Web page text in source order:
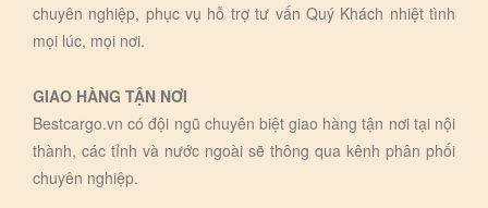
chuyên nghiệp, phục vụ hỗ trợ tư vấn Quý Khách nhiệt tình
mọi lúc, mọi nơi.
GIAO HÀNG TẬN NƠI
Bestcargo.vn có đội ngũ chuyên biệt giao hàng tận nơi tại nội
thành, các tỉnh và nước ngoài sẽ thông qua kênh phân phối
chuyên nghiệp.